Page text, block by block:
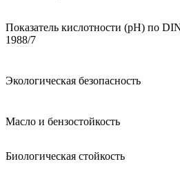
Показатель кислотности (pH) по
1988/7
Экологическая безопасность
Масло и бензостойкость
Биологическая стойкость